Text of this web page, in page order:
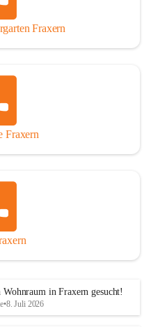
Fraxern
Fraxern
in Fraxern gesucht!
•8. Juli 2026